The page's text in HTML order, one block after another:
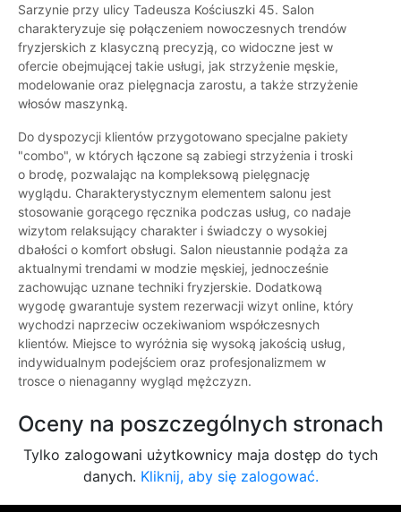
Sarzynie przy ulicy Tadeusza Kościuszki 45. Salon
charakteryzuje się połączeniem nowoczesnych trendów
fryzjerskich z klasyczną precyzją, co widoczne jest w
ofercie obejmującej takie usługi, jak strzyżenie męskie,
modelowanie oraz pielęgnacja zarostu, a także strzyżenie
włosów maszynką.
Do dyspozycji klientów przygotowano specjalne pakiety
"combo", w których łączone są zabiegi strzyżenia i troski
o brodę, pozwalając na kompleksową pielęgnację
wyglądu. Charakterystycznym elementem salonu jest
stosowanie gorącego ręcznika podczas usług, co nadaje
wizytom relaksujący charakter i świadczy o wysokiej
dbałości o komfort obsługi. Salon nieustannie podąża za
aktualnymi trendami w modzie męskiej, jednocześnie
zachowując uznane techniki fryzjerskie. Dodatkową
wygodę gwarantuje system rezerwacji wizyt online, który
wychodzi naprzeciw oczekiwaniom współczesnych
klientów. Miejsce to wyróżnia się wysoką jakością usług,
indywidualnym podejściem oraz profesjonalizmem w
trosce o nienaganny wygląd mężczyzn.
Oceny na poszczególnych stronach
Tylko zalogowani użytkownicy maja dostęp do tych
danych. Kliknij, aby się zalogować.